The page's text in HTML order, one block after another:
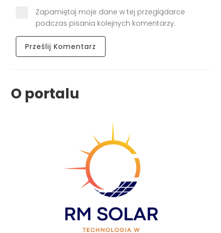
Zapamiętaj moje dane w tej przeglądarce
podczas pisania kolejnych komentarzy.
O portalu